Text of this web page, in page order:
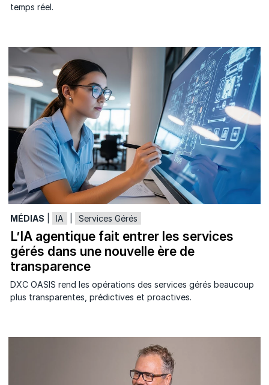
temps réel.
MÉDIAS IA Services Gérés
L’IA agentique fait entrer les services
gérés dans une nouvelle ère de
transparence
DXC OASIS rend les opérations des services gérés beaucoup
plus transparentes, prédictives et proactives.